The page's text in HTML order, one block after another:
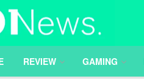
REVIEW GAMING